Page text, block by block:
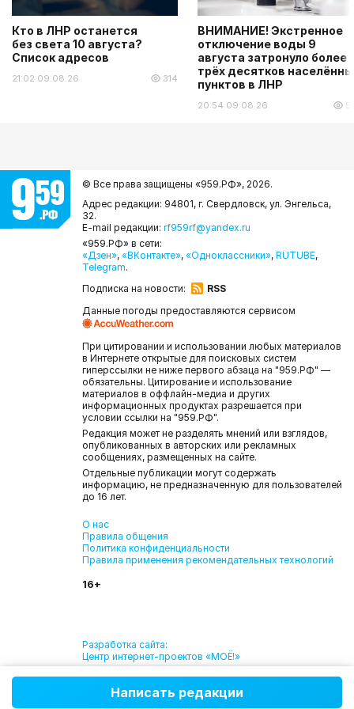
Кто в ЛНР останется
без света 10 августа?
Список адресов
21:02 09.08.26 314
ВНИМАНИЕ! Экстренное
отключение воды 9
августа затронуло более
трёх десятков
пунктов в ЛНР
20:54 09.08.26
© Все права защищены «959.РФ», 2026.
Адрес редакции: 94801, г. Свердловск, ул. Энгельса,
32.
E-mail редакции: rf959rf@yandex.ru
«959.РФ» в сети:
«Дзен», «ВКонтакте», «Одноклассники», RUTUBE,
Telegram.
Подписка на новости:
RSS
Данные погоды предоставляются сервисом
При цитировании и использовании любых материалов
в Интернете открытые для поисковых систем
гиперссылки не ниже первого абзаца на "959.РФ" —
обязательны. Цитирование и использование
материалов в оффлайн-медиа и других
информационных продуктах разрешается при
условии ссылки на "959.РФ".
Редакция может не разделять мнений или взглядов,
опубликованных в авторских или рекламных
сообщениях, размещенных на сайте.
Отдельные публикации могут содержать
информацию, не предназначенную для пользователей
до 16 лет.
О нас
Правила общения
Политика конфиденциальности
Правила применения рекомендательных технологий
16+
Разработка сайта:
Центр интернет-проектов «МОЁ!»
Написать редакции